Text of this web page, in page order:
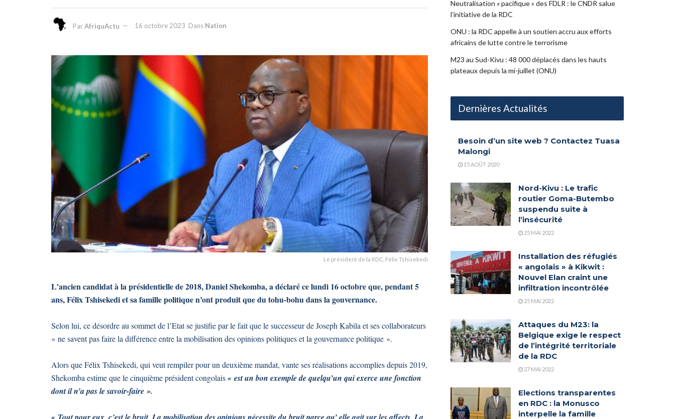
ParAfriquActu 16 octobre 2023 Dans Nation
Le président de la RDC, Félix Tshisekedi
L’ancien candidat à la présidentielle de 2018, Daniel Shekomba, a déclaré ce lundi 16 octobre que, pendant 5
ans, Félix Tshisekedi et sa famille politique n’ont produit que du tohu-bohu dans la gouvernance.
Selon lui, ce désordre au sommet de l’Etat se justifie par le fait que le successeur de Joseph Kabila et ses collaborateurs
« ne savent pas faire la différence entre la mobilisation des opinions politiques et la gouvernance politique ».
Alors que Félix Tshisekedi, qui veut rempiler pour un deuxième mandat, vante ses réalisations accomplies depuis 2019,
Shekomba estime que le cinquième président congolais« est un bon exemple de quelqu’un qui exerce une fonction
dont il n’a pas le savoir-faire ».
Neutralisation « pacifique » des FDLR : le CNDR salue
l’initiative de la RDC
ONU : la RDC appelle à un soutien accru aux efforts
africains de lutte contre le terrorisme
M23 au Sud-Kivu : 48 000 déplacés dans les hauts
plateaux depuis la mi-juillet (ONU)
Dernières Actualités
Besoin d’un site web ? Contactez Tuasa
Malongi
15 AOÛT 2020
Nord-Kivu : Le trafic
routier Goma-Butembo
suspendu suite à
l’insécurité
25 MAI 2022
Installation des réfugiés
« angolais » à Kikwit :
Nouvel Elan craint une
infiltration incontrôlée
25 MAI 2022
Attaques du M23: la
Belgique exige le respect
de l’intégrité territoriale
de la RDC
27 MAI 2022
Elections transparentes
en RDC : la Monusco
interpelle la famille